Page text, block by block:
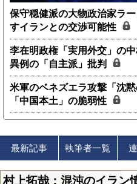
保守穏健派の大物政治家ラ
すイランとの交渉可能性
李在明政権「実用外交」の
異例の「自主派」批判
米軍のベネズエラ攻撃「沈
「中国本土」の脆弱性
最新記事 執筆者一覧
村上拓哉：混沌のイラン